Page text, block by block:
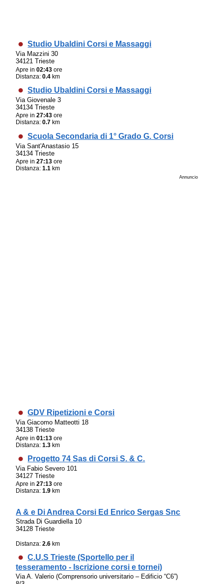
Studio Ubaldini Corsi e Massaggi
Via Mazzini 30
34121 Trieste
Apre in02:43 ore
Distanza:0.4 km
Studio Ubaldini Corsi e Massaggi
Via Giovenale 3
34134 Trieste
Apre in27:43 ore
Distanza:0.7 km
Scuola Secondaria di 1° Grado G. Corsi
Via Sant'Anastasio 15
34134 Trieste
Apre in27:13 ore
Distanza:1.1 km
Annuncio
GDV Ripetizioni e Corsi
Via Giacomo Matteotti 18
34138 Trieste
Apre in01:13 ore
Distanza:1.3 km
Progetto 74 Sas di Corsi S. & C.
Via Fabio Severo 101
34127 Trieste
Apre in27:13 ore
Distanza:1.9 km
A & e Di Andrea Corsi Ed Enrico Sergas Snc
Strada Di Guardiella 10
34128 Trieste
Distanza:2.6 km
C.U.S Trieste (Sportello per il
tesseramento - Iscrizione corsi e tornei)
Via A. Valerio (Comprensorio universitario – Edificio “C6”)